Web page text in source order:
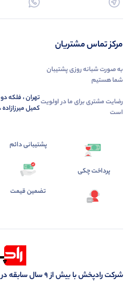
مرکز تماس مشتریان
به صورت شبانه روزی پشتیبان
شما هستیم
رضایت مشتری برای ما در اولویت
است
تهران ، فلکه
کمیل میرزازاده ،
پرداخت چکی
پشتیبانی دائم
تضمین قیمت
شرکت رادپخش با